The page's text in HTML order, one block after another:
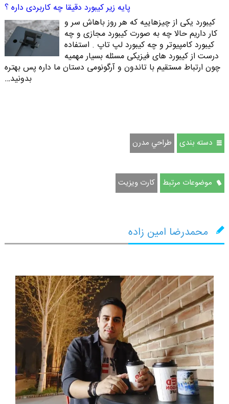
پایه زیر کیبورد دقیقا چه کاربردی داره ؟
کیبورد یکی از چیزهاییه که هر روز باهاش سر و
کار داریم حالا چه به صورت کیبورد مجازی و چه
کیبورد کامپیوتر و چه کیبورد لپ تاپ . استفاده
درست از کیبورد های فیزیکی مسئله بسیار مهمیه
چون ارتباط مستقیم با تاندون و آرگونومی دستان ما داره پس بهتره
بدونید…
دسته بندی طراحي مدرن
موضوعات مرتبط کارت ویزیت
محمدرضا امین زاده